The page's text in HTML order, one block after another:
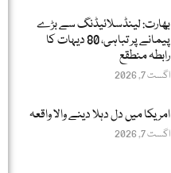
بھارت: لینڈسلائیڈنگ سے بڑے
پیمانے پر تباہی، 80 دیہات کا
رابطہ منطقع
اگست 7, 2026
امریکا میں دل دہلا دینے والا واقعہ
اگست 7, 2026